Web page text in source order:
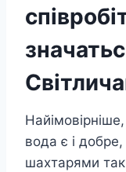
вода є і
шахтарями